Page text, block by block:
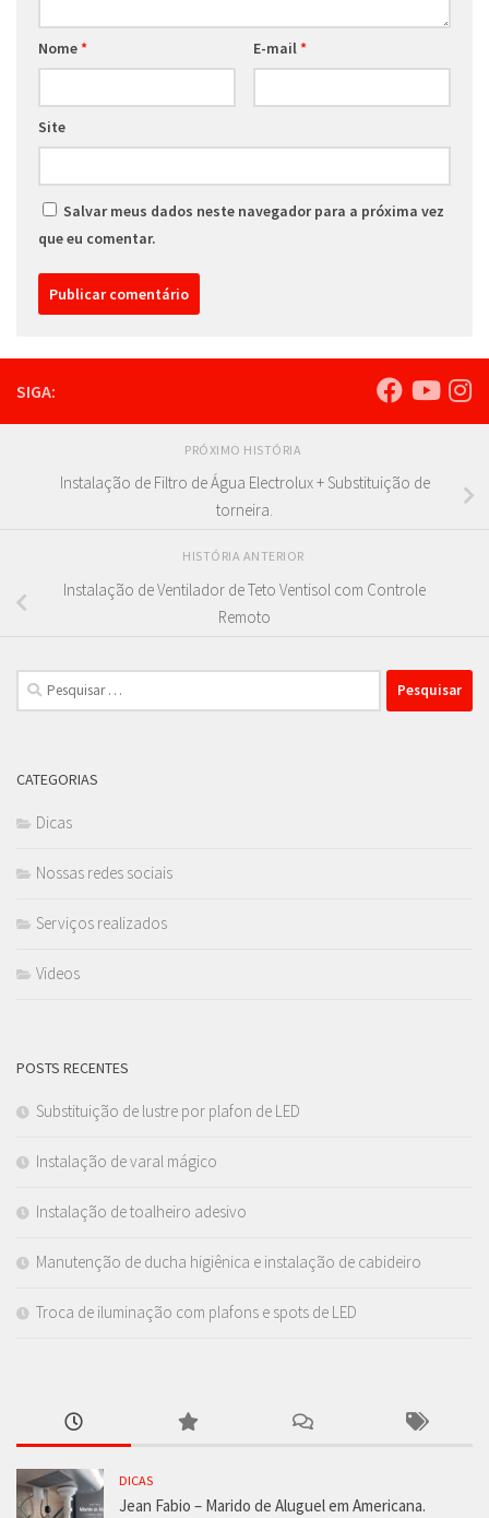
Nome* E-mail *
Site
Salvar meus dados neste navegador para a próxima vez
que eu comentar.
SIGA:
PRÓXIMO HISTÓRIA
Instalação de Filtro de Água Electrolux + Substituição de
torneira.
HISTÓRIA ANTERIOR
Instalação de Ventilador de Teto Ventisol com Controle
Remoto
Pesquisar
por:
CATEGORIAS
Dicas
Nossas redes sociais
Serviços realizados
Videos
POSTS RECENTES
Substituição de lustre por plafon de LED
Instalação de varal mágico
Instalação de toalheiro adesivo
Manutenção de ducha higiênica e instalação de cabideiro
Troca de iluminação com plafons e spots de LED
DICAS
Jean Fabio – Marido de Aluguel em Americana.